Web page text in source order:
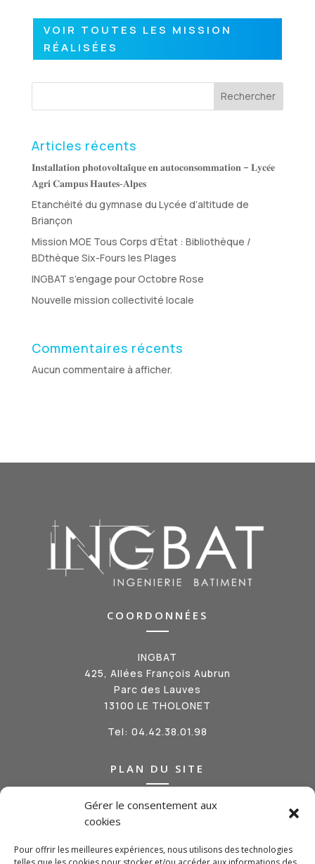
Gérer le consentement aux
cookies
Pour offrir les meilleures expériences, nous utilisons des technologies
VOIR TOUTES LES MISSION
RÉALISÉES
Rechercher
Articles récents
𝐈𝐧𝐬𝐭𝐚𝐥𝐥𝐚𝐭𝐢𝐨𝐧 𝐩𝐡𝐨𝐭𝐨𝐯𝐨𝐥𝐭𝐚𝐢̈𝐪𝐮𝐞 𝐞𝐧 𝐚𝐮𝐭𝐨𝐜𝐨𝐧𝐬𝐨𝐦𝐦𝐚𝐭𝐢𝐨𝐧 – 𝐋𝐲𝐜𝐞́𝐞
𝐀𝐠𝐫𝐢 𝐂𝐚𝐦𝐩𝐮𝐬 𝐇𝐚𝐮𝐭𝐞𝐬‑𝐀𝐥𝐩𝐞𝐬
Etanchéité du gymnase du Lycée d’altitude de
Briançon
Mission MOE Tous Corps d’État : Bibliothèque /
BDthèque Six-Fours les Plages
INGBAT s’engage pour Octobre Rose
Nouvelle mission collectivité locale
Commentaires récents
Aucun commentaire à afficher.
COORDONNÉES
INGBAT
425, Allées François Aubrun
Parc des Lauves
13100 LE THOLONET
Tel: 04.42.38.01.98
PLAN DU SITE
Qui sommes-nous ?
Actualités